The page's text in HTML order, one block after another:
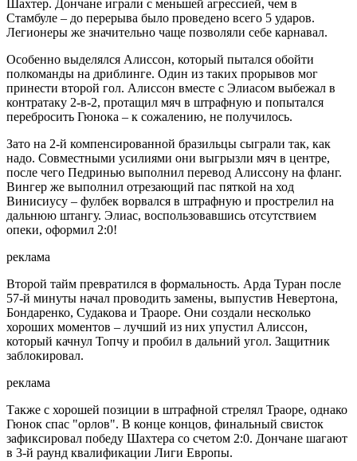
Шахтер. Дончане играли с меньшей агрессией, чем в
Стамбуле – до перерыва было проведено всего 5 ударов.
Легионеры же значительно чаще позволяли себе карнавал.
Особенно выделялся Алиссон, который пытался обойти
полкоманды на дриблинге. Один из таких прорывов мог
принести второй гол. Алиссон вместе с Элиасом выбежал в
контратаку 2-в-2, протащил мяч в штрафную и попытался
перебросить Гюнока – к сожалению, не получилось.
Зато на 2-й компенсированной бразильцы сыграли так, как
надо. Совместными усилиями они выгрызли мяч в центре,
после чего Педринью выполнил перевод Алиссону на фланг.
Вингер же выполнил отрезающий пас пяткой на ход
Винисиусу – фулбек ворвался в штрафную и прострелил на
дальнюю штангу. Элиас, воспользовавшись отсутствием
опеки, оформил 2:0!
реклама
Второй тайм превратился в формальность. Арда Туран после
57-й минуты начал проводить замены, выпустив Невертона,
Бондаренко, Судакова и Траоре. Они создали несколько
хороших моментов – лучший из них упустил Алиссон,
который качнул Топчу и пробил в дальний угол. Защитник
заблокировал.
реклама
Также с хорошей позиции в штрафной стрелял Траоре, однако
Гюнок спас "орлов". В конце концов, финальный свисток
зафиксировал победу Шахтера со счетом 2:0. Дончане шагают
в 3-й раунд квалификации Лиги Европы.